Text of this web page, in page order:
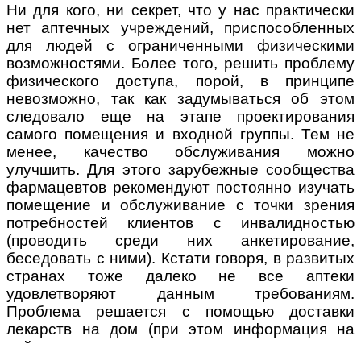
Ни для кого, ни секрет, что у нас практически
нет аптечных учреждений, приспособленных
для людей с ограниченными физическими
возможностями. Более того, решить проблему
физического доступа, порой, в принципе
невозможно, так как задумываться об этом
следовало еще на этапе проектирования
самого помещения и входной группы. Тем не
менее, качество обслуживания можно
улучшить. Для этого зарубежные сообщества
фармацевтов рекомендуют постоянно изучать
помещение и обслуживание с точки зрения
потребностей клиентов с инвалидностью
(проводить среди них анкетирование,
беседовать с ними). Кстати говоря, в развитых
странах тоже далеко не все аптеки
удовлетворяют данным требованиям.
Проблема решается с помощью доставки
лекарств на дом (при этом информация на